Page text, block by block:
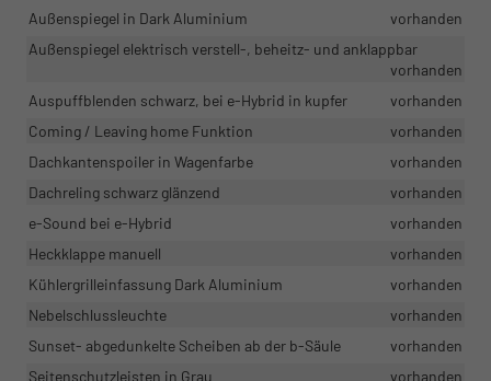
Außenspiegel in Dark Aluminium
vorhanden
Außenspiegel elektrisch verstell-, beheitz- und anklappbar
vorhanden
Auspuffblenden schwarz, bei e-Hybrid in kupfer
vorhanden
Coming / Leaving home Funktion
vorhanden
Dachkantenspoiler in Wagenfarbe
vorhanden
Dachreling schwarz glänzend
vorhanden
e-Sound bei e-Hybrid
vorhanden
Heckklappe manuell
vorhanden
Kühlergrilleinfassung Dark Aluminium
vorhanden
Nebelschlussleuchte
vorhanden
Sunset- abgedunkelte Scheiben ab der b-Säule
vorhanden
Seitenschutzleisten in Grau
vorhanden